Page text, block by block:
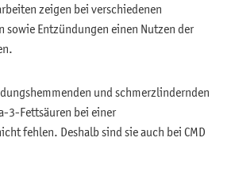
zeigen bei verschiedenen
sowie Entzündungen einen Nutzen der
und schmerzlindernden
3-Fettsäuren bei einer
fehlen. Deshalb sind sie auch bei CMD